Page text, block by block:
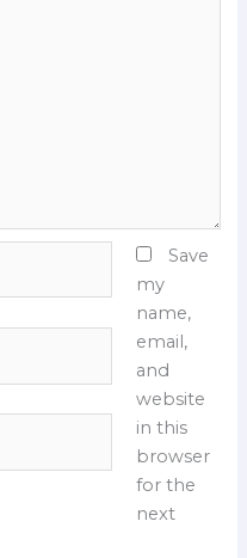
Save
my
name,
email,
and
website
in this
browser
for the
next